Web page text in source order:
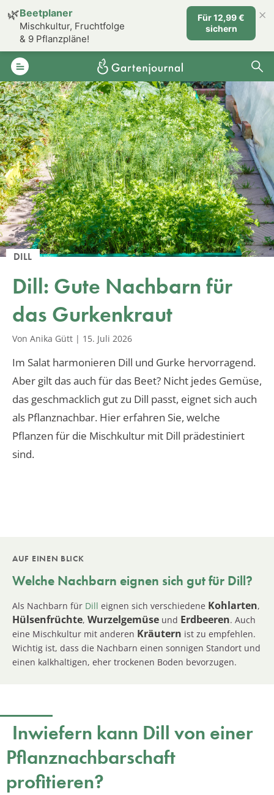
DILL
Dill: Gute Nachbarn für
das Gurkenkraut
Von Anika Gütt | 15. Juli 2026
Im Salat harmonieren Dill und Gurke hervorragend.
Aber gilt das auch für das Beet? Nicht jedes Gemüse,
das geschmacklich gut zu Dill passt, eignet sich auch
als Pflanznachbar. Hier erfahren Sie, welche
Pflanzen für die Mischkultur mit Dill prädestiniert
sind.
AUF EINEN BLICK
Welche Nachbarn eignen sich gut für Dill?
Als Nachbarn für Dill eignen sich verschiedene Kohlarten,
Hülsenfrüchte, Wurzelgemüse und Erdbeeren. Auch
eine Mischkultur mit anderen Kräutern ist zu empfehlen.
Wichtig ist, dass die Nachbarn einen sonnigen Standort und
einen kalkhaltigen, eher trockenen Boden bevorzugen.
Inwiefern kann Dill von einer
Pflanznachbarschaft
profitieren?
🌿Beetplaner
Mischkultur, Fruchtfolge
& 9 Pflanzpläne!
Für 12,99 €
sichern
×